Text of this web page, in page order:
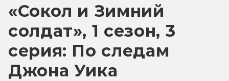
«Сокол и Зимний
солдат», 1 сезон, 3
серия: По следам
Джона Уика